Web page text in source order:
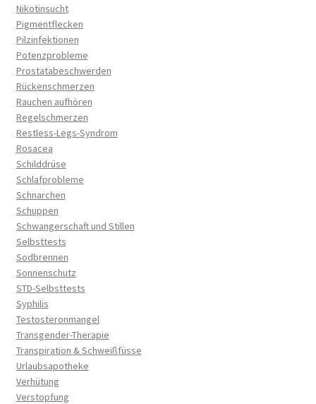
Nikotinsucht
Pigmentflecken
Pilzinfektionen
Potenzprobleme
Prostatabeschwerden
Rückenschmerzen
Rauchen aufhören
Regelschmerzen
Restless-Legs-Syndrom
Rosacea
Schilddrüse
Schlafprobleme
Schnarchen
Schuppen
Schwangerschaft und Stillen
Selbsttests
Sodbrennen
Sonnenschutz
STD-Selbsttests
Syphilis
Testosteronmangel
Transgender-Therapie
Transpiration & Schweißfüsse
Urlaubsapotheke
Verhütung
Verstopfung